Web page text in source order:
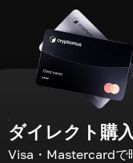
ダイレクト購
Visa・Mastercardで